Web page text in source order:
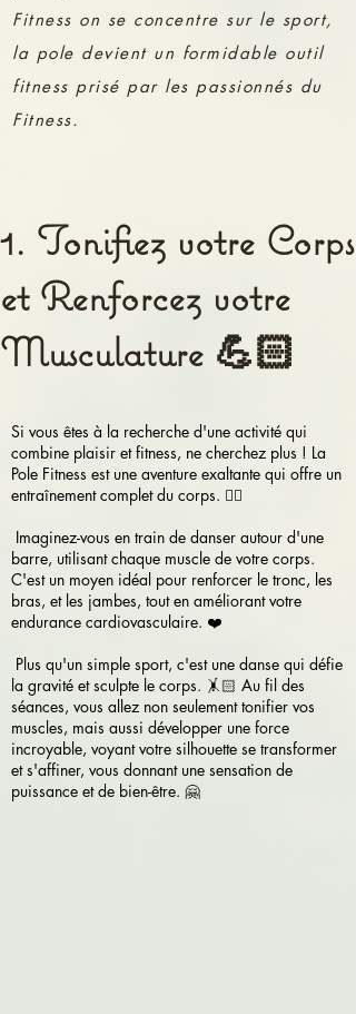
Fitness on se concentre sur le sport,
la pole devient un formidable outil
fitness prisé par les passionnés du
Fitness.
1. Tonifiez votre Corps
et Renforcez votre
Musculature 💪🏻
Si vous êtes à la recherche d'une activité qui
combine plaisir et fitness, ne cherchez plus ! La
Pole Fitness est une aventure exaltante qui offre un
entraînement complet du corps. 🏋🏽
Imaginez-vous en train de danser autour d'une
barre, utilisant chaque muscle de votre corps.
C'est un moyen idéal pour renforcer le tronc, les
bras, et les jambes, tout en améliorant votre
endurance cardiovasculaire. ❤️
Plus qu'un simple sport, c'est une danse qui défie
la gravité et sculpte le corps. 🤸🏻 Au fil des
séances, vous allez non seulement tonifier vos
muscles, mais aussi développer une force
incroyable, voyant votre silhouette se transformer
et s'affiner, vous donnant une sensation de
puissance et de bien-être. 🤗